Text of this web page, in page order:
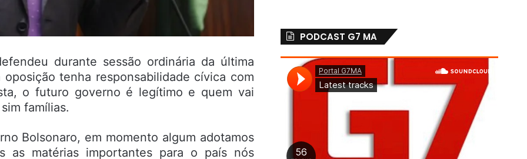
durante sessão ordinária da última
tenha responsabilidade cívica com
o futuro governo é legítimo e quem vai
famílias.
Bolsonaro, em momento algum adotamos
as matérias importantes para o país nós
PODCAST G7 MA